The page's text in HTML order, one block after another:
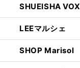
SHUEISHA VOX
LEEマルシェ
SHOP Marisol